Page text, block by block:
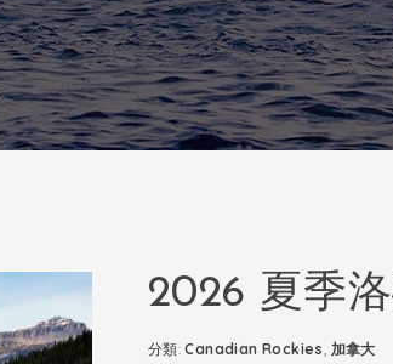
2026 夏季
分類:Canadian Rockies 加拿大